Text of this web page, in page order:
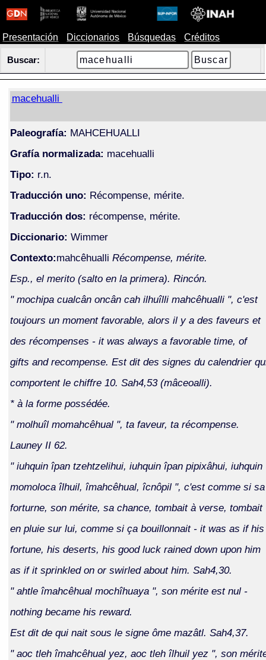
Presentación Diccionarios Búsquedas Créditos
Buscar:
macehualli
Paleografía: MAHCEHUALLI
Grafía normalizada: macehualli
Tipo: r.n.
Traducción uno: Récompense, mérite.
Traducción dos: récompense, mérite.
Diccionario: Wimmer
Contexto:mahcêhualli Récompense, mérite.
Esp., el merito (salto en la primera). Rincón.
" mochipa cualcân oncân cah ilhuîlli mahcêhualli ", c'est
toujours un moment favorable, alors il y a des faveurs et
des récompenses - it was always a favorable time, of
gifts and recompense. Est dit des signes du calendrier
comportent le chiffre 10. Sah4,53 (mâceoalli).
* à la forme possédée.
" molhuîl momahcêhual ", ta faveur, ta récompense.
Launey II 62.
" iuhquin îpan tzehtzelihui, iuhquin îpan pipixâhui, iuhquin
momoloca îlhuil, îmahcêhual, îcnôpil ", c'est comme si sa
forturne, son mérite, sa chance, tombait à verse, tombait
en pluie sur lui, comme si ça bouillonnait - it was as if his
fortune, his deserts, his good luck rained down upon him
as if it sprinkled on or swirled about him. Sah4,30.
" ahtle îmahcêhual mochîhuaya ", son mérite est nul -
nothing became his reward.
Est dit de qui nait sous le signe ôme mazâtl. Sah4,37.
" aoc tleh îmahcêhual yez, aoc tleh îlhuil yez ", son